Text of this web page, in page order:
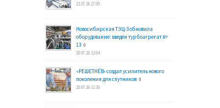
21.07.26 17:09
Новосибирская ТЭЦ-3 обновила
оборудование: введён турбоагрегат №
13 0
20.07.26 12:04
«РЕШЕТНЁВ» создал усилитель нового
поколения для спутников 0
20.07.26 11:30